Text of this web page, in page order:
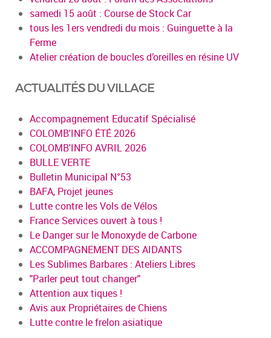
samedi 15 août : Course de Stock Car
tous les 1ers vendredi du mois : Guinguette à la
Ferme
Atelier création de boucles d’oreilles en résine UV
ACTUALITÉS DU VILLAGE
Accompagnement Educatif Spécialisé
COLOMB'INFO ÉTÉ 2026
COLOMB'INFO AVRIL 2026
BULLE VERTE
Bulletin Municipal N°53
BAFA, Projet jeunes
Lutte contre les Vols de Vélos
France Services ouvert à tous !
Le Danger sur le Monoxyde de Carbone
ACCOMPAGNEMENT DES AIDANTS
Les Sublimes Barbares : Ateliers Libres
"Parler peut tout changer"
Attention aux tiques !
Avis aux Propriétaires de Chiens
Lutte contre le frelon asiatique